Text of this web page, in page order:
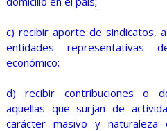
c) recibir aporte de sindicatos,
entidades representativas
económico;
d) recibir contribuciones o
aquellas que surjan de
carácter masivo y naturaleza